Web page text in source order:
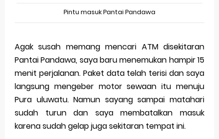
Pintu masuk Pantai Pandawa
Agak susah memang mencari ATM disekitaran
Pantai Pandawa, saya baru menemukan hampir 15
menit perjalanan. Paket data telah terisi dan saya
langsung mengeber motor sewaan itu menuju
Pura uluwatu. Namun sayang sampai matahari
sudah turun dan saya membatalkan masuk
karena sudah gelap juga sekitaran tempat ini.